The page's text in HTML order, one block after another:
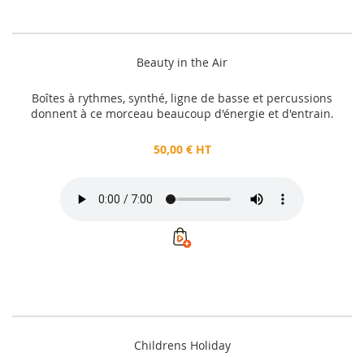
Beauty in the Air
Boîtes à rythmes, synthé, ligne de basse et percussions
donnent à ce morceau beaucoup d'énergie et d'entrain.
50,00 € HT
Childrens Holiday